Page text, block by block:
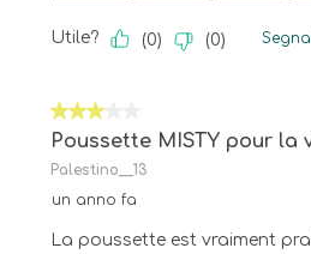
Utile? (0) (0)
3 su 5 stelle.
Poussette MISTY pour la
Palestino__13
un anno fa
La poussette est vraiment